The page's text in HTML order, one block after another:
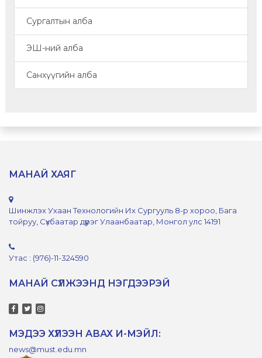
Сургалтын алба
ЭШ-ний алба
Санхүүгийн алба
МАНАЙ ХАЯГ
Шинжлэх Ухаан Технологийн Их Сургууль 8-р хороо, Бага
тойруу, Сүхбаатар дүүрэг Улаанбаатар, Монгол улс 14191
Утас : (976)-11-324590
МАНАЙ СҮЛЖЭЭНД НЭГДЭЭРЭЙ
МЭДЭЭ ХҮЛЭЭН АВАХ И-МЭЙЛ:
news@must.edu.mn